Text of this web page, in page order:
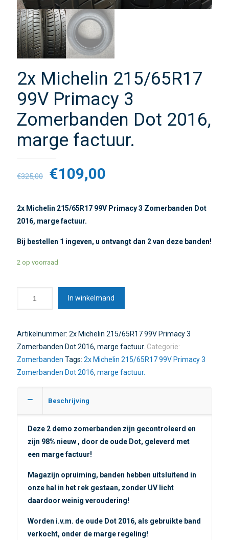
2x Michelin 215/65R17
99V Primacy 3
Zomerbanden Dot 2016,
marge factuur.
€325,00 €109,00
2x Michelin 215/65R17 99V Primacy 3 Zomerbanden Dot
2016, marge factuur.
Bij bestellen 1 ingeven, u ontvangt dan 2 van deze banden!
2 op voorraad
In winkelmand
Artikelnummer: 2x Michelin 215/65R17 99V Primacy 3
Zomerbanden Dot 2016, marge factuur. Categorie:
Zomerbanden Tags: 2x Michelin 215/65R17 99V Primacy 3
Zomerbanden Dot 2016, marge factuur.
Beschrijving
Deze 2 demo zomerbanden zijn gecontroleerd en
zijn 98% nieuw , door de oude Dot, geleverd met
een marge factuur!
Magazijn opruiming, banden hebben uitsluitend in
onze hal in het rek gestaan, zonder UV licht
daardoor weinig veroudering!
Worden i.v.m. de oude Dot 2016, als gebruikte band
verkocht, onder de marge regeling!